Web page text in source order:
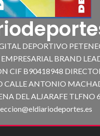
DEPORTIVO
BRAND
CIF B90418948
CALLE ANTONIO
DEL ALJARAFE TLFNO